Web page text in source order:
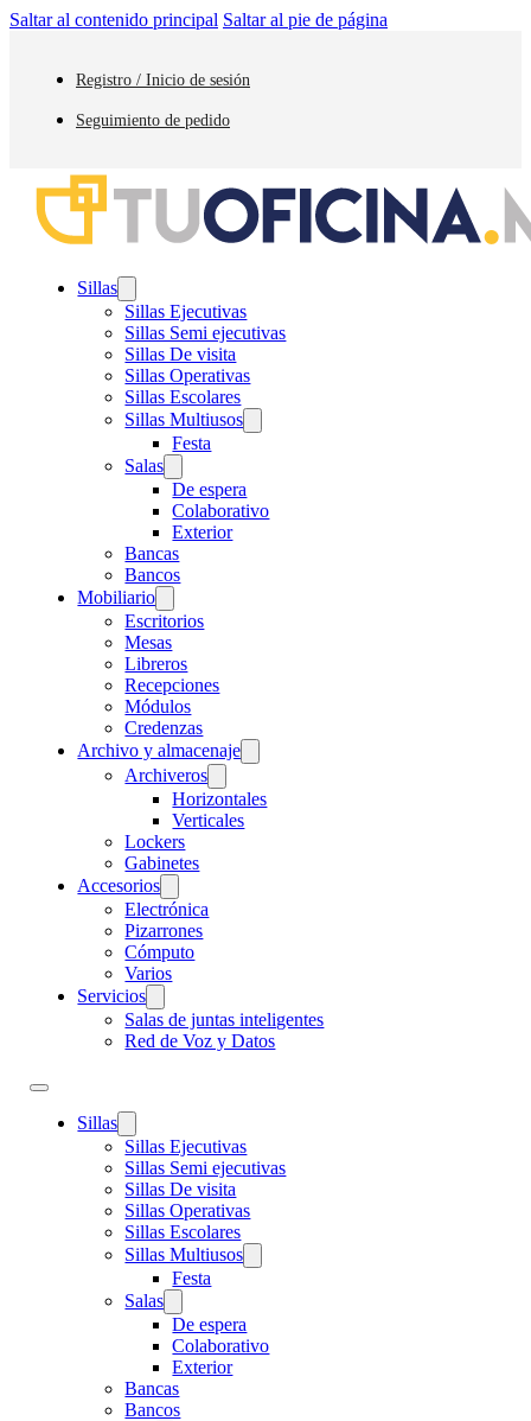
Saltar al contenido principal Saltar al pie de página
Registro / Inicio de sesión
Seguimiento de pedido
Sillas
Sillas Ejecutivas
Sillas Semi ejecutivas
Sillas De visita
Sillas Operativas
Sillas Escolares
Sillas Multiusos
Festa
Salas
De espera
Colaborativo
Exterior
Bancas
Bancos
Mobiliario
Escritorios
Mesas
Libreros
Recepciones
Módulos
Credenzas
Archivo y almacenaje
Archiveros
Horizontales
Verticales
Lockers
Gabinetes
Accesorios
Electrónica
Pizarrones
Cómputo
Varios
Servicios
Salas de juntas inteligentes
Red de Voz y Datos
Sillas
Sillas Ejecutivas
Sillas Semi ejecutivas
Sillas De visita
Sillas Operativas
Sillas Escolares
Sillas Multiusos
Festa
Salas
De espera
Colaborativo
Exterior
Bancas
Bancos